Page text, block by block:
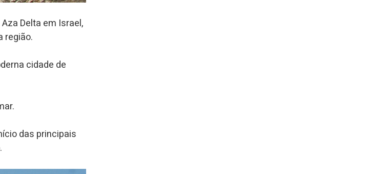
Delta em Israel,
região.
cidade de
das principais